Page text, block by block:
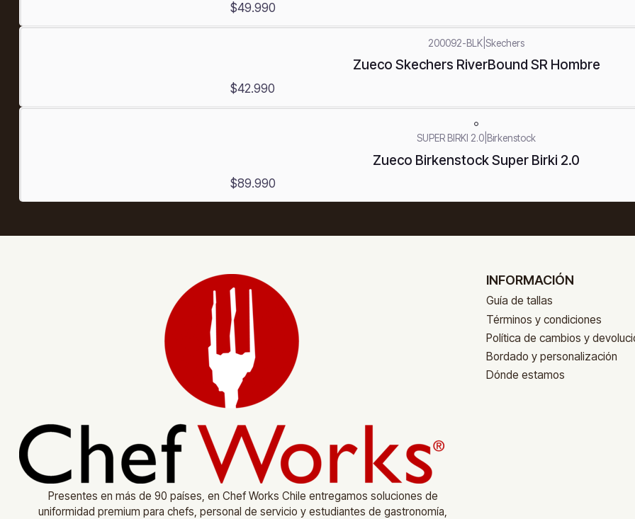
$49.990
200092-BLK Skechers
Zueco Skechers RiverBound SR Hombre
$42.990
SUPER BIRKI 2.0 Birkenstock
Zueco Birkenstock Super Birki 2.0
$89.990
Presentes en más de 90 países, en Chef Works Chile entregamos soluciones de
uniformidad premium para chefs, personal de servicio y estudiantes de gastronomía,
INFORMACIÓN
Guía de tallas
Términos y condiciones
Política de cambios y
Bordado y personalización
Dónde estamos